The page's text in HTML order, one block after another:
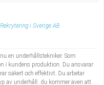
i Sverige AB
en underhållstekniker. Som
i kundens produktion. Du ansvarar
säkert och effektivt. Du arbetar
av underhåll. du kommer även att